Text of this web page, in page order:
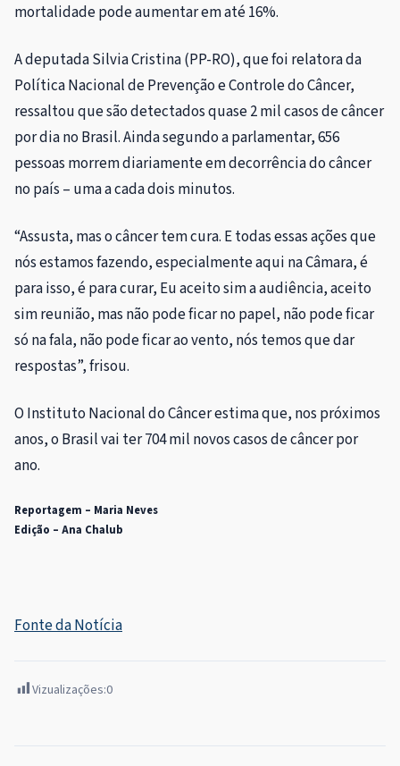
mortalidade pode aumentar em até 16%.
A deputada Silvia Cristina (PP-RO), que foi relatora da
Política Nacional de Prevenção e Controle do Câncer,
ressaltou que são detectados quase 2 mil casos de câncer
por dia no Brasil. Ainda segundo a parlamentar, 656
pessoas morrem diariamente em decorrência do câncer
no país – uma a cada dois minutos.
“Assusta, mas o câncer tem cura. E todas essas ações que
nós estamos fazendo, especialmente aqui na Câmara, é
para isso, é para curar, Eu aceito sim a audiência, aceito
sim reunião, mas não pode ficar no papel, não pode ficar
só na fala, não pode ficar ao vento, nós temos que dar
respostas”, frisou.
O Instituto Nacional do Câncer estima que, nos próximos
anos, o Brasil vai ter 704 mil novos casos de câncer por
ano.
Reportagem – Maria Neves
Edição – Ana Chalub
Fonte da Notícia
Vizualizações:0